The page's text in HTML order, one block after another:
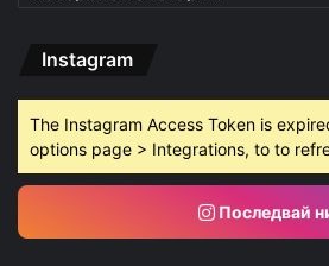
Instagram
The Instagram Access Token is
options page > Integrations, to to
Последвай